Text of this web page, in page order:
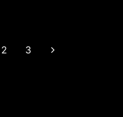
2 3